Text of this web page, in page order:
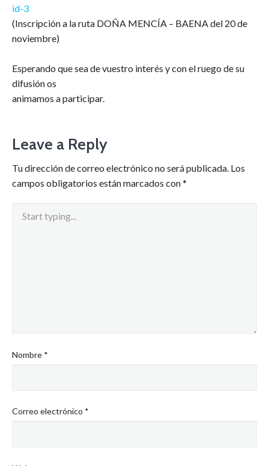
id-3
(Inscripción a la ruta DOÑA MENCÍA – BAENA del 20 de
noviembre)
Esperando que sea de vuestro interés y con el ruego de su
difusión os
animamos a participar.
Leave a Reply
Tu dirección de correo electrónico no será publicada. Los
campos obligatorios están marcados con*
Nombre *
Correo electrónico *